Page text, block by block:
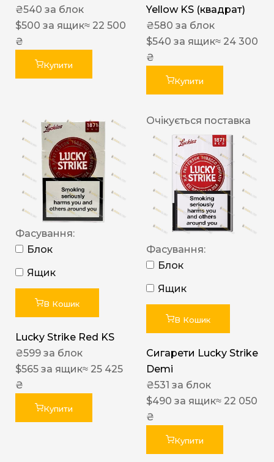
₴540 за блок
$500 за ящик≈ 22 500
₴
Купити
Yellow KS (квадрат)
₴580 за блок
$540 за ящик≈ 24 300
₴
Купити
Фасування:
Блок
Ящик
В Кошик
Lucky Strike Red KS
₴599 за блок
$565 за ящик≈ 25 425
₴
Купити
Очікується поставка
Фасування:
Блок
Ящик
В Кошик
Сигарети Lucky Strike
Demi
₴531 за блок
$490 за ящик≈ 22 050
₴
Купити